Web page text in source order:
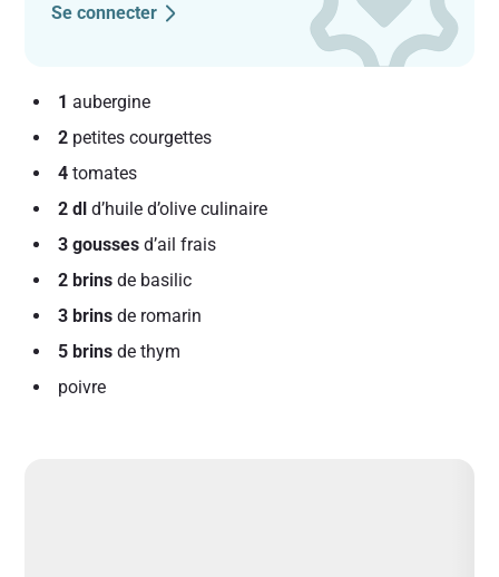
Se connecter
1aubergine
2 petites courgettes
4tomates
2 dl d’huile d’olive culinaire
3 gousses d’ail frais
2 brinsde basilic
3 brins de romarin
5 brinsde thym
poivre